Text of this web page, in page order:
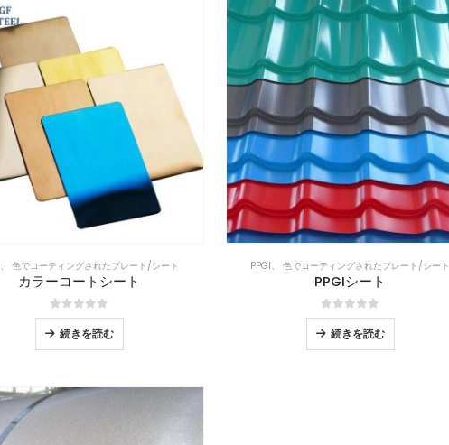
、色でコーティングされたプレート/シート
カラーコートシート
05つのうち
続きを読む
PPGI、色でコーティングされたプレート/シート
PPGIシート
05つのうち
続きを読む